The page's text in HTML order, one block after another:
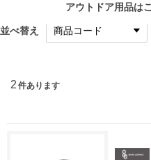
アウトドア用品は
並べ替え
2 件あります